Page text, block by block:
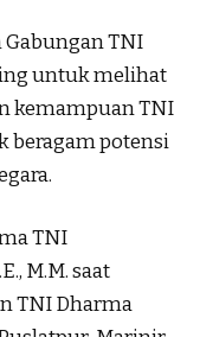
Gabungan TNI
untuk melihat
kemampuan TNI
beragam potensi
TNI
M.M. saat
TNI Dharma